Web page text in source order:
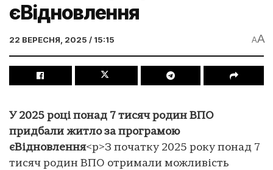
єВідновлення
22 ВЕРЕСНЯ, 2025 / 15:15 AA
У 2025 році понад 7 тисяч родин ВПО
придбали житло за програмою
єВідновлення<p>З початку 2025 року понад 7
тисяч родин ВПО отримали можливість